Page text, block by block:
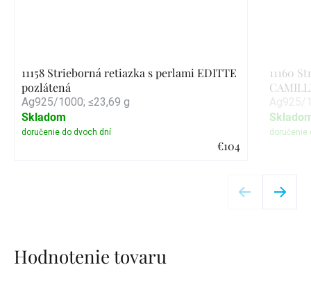
11158 Strieborná retiazka s perlami EDITTE
pozlátená
Ag925/1000; ≤23,69 g
€104
Skladom
11160
Hodnotenie tovaru